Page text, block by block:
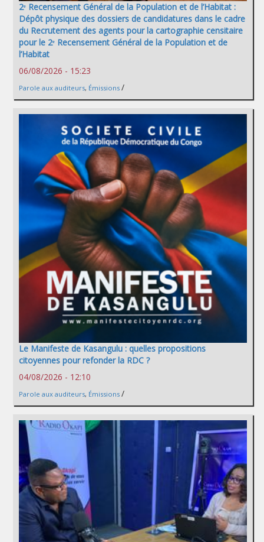
2ᵉ Recensement Général de la Population et de l’Habitat :
Dépôt physique des dossiers de candidatures dans le cadre
du Recrutement des agents pour la cartographie censitaire
pour le 2ᵉ Recensement Général de la Population et de
l’Habitat
06/08/2026 - 15:23
Parole aux auditeurs, Émissions /
Le Manifeste de Kasangulu : quelles propositions
citoyennes pour refonder la RDC ?
04/08/2026 - 12:10
Parole aux auditeurs, Émissions /